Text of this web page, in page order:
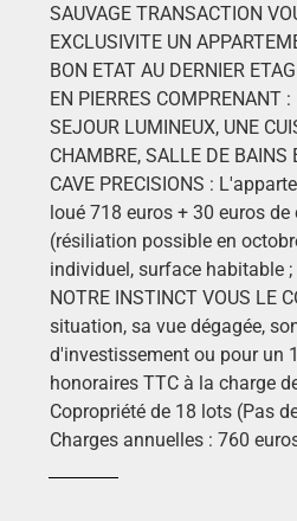
SAUVAGE TRANSACTION
EXCLUSIVITE UN
BON ETAT AU DERNIER
EN PIERRES COMPRENANT :
SEJOUR LUMINEUX, UNE
CHAMBRE, SALLE DE BAINS
CAVE PRECISIONS :
loué 718 euros + 30 euros
(résiliation possible en
individuel, surface habitable
NOTRE INSTINCT VOUS LE
situation, sa vue dégagée,
d'investissement ou pour un
honoraires TTC à la charge
Copropriété de 18 lots (Pas
Charges annuelles : 760